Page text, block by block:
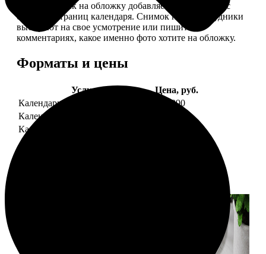
— В кружочек на обложку добавляем фотографию с
одной из страниц календаря. Снимок наши сотрудники
выбирают на свое усмотрение или пишите в
комментариях, какое именно фото хотите на обложку.
Форматы и цены
Услуга
Цена, руб.
Календарь настенный
от 1290
Календарь "домик"
Календарь магнитный отрывной